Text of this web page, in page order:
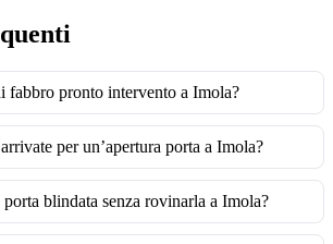
fabbro pronto intervento a Imola?
per un’apertura porta a Imola?
porta blindata senza rovinarla a Imola?